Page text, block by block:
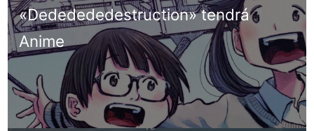
«Dededededestruction» tendrá
Anime